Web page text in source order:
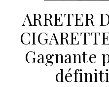
ARRETER
Gagnante